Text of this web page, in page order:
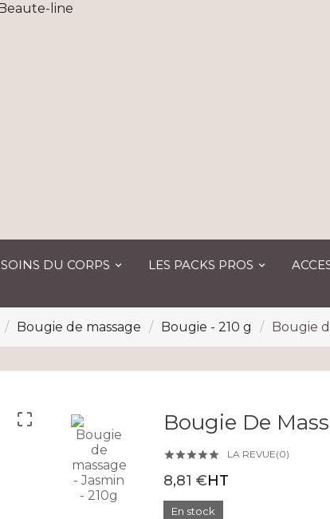
SOINS DU CORPS LES PACKS PROS
Bougie de massage Bougie - 210 g Bougie
 Bougie De
 LA REVUE(0)
8,81 €HT
En stock